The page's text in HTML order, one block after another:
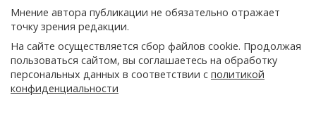
Мнение автора публикации не обязательно отражает
точку зрения редакции.
На сайте осуществляется сбор файлов cookie. Продолжая
пользоваться сайтом, вы соглашаетесь на обработку
персональных данных в соответствии с политикой
конфиденциальности